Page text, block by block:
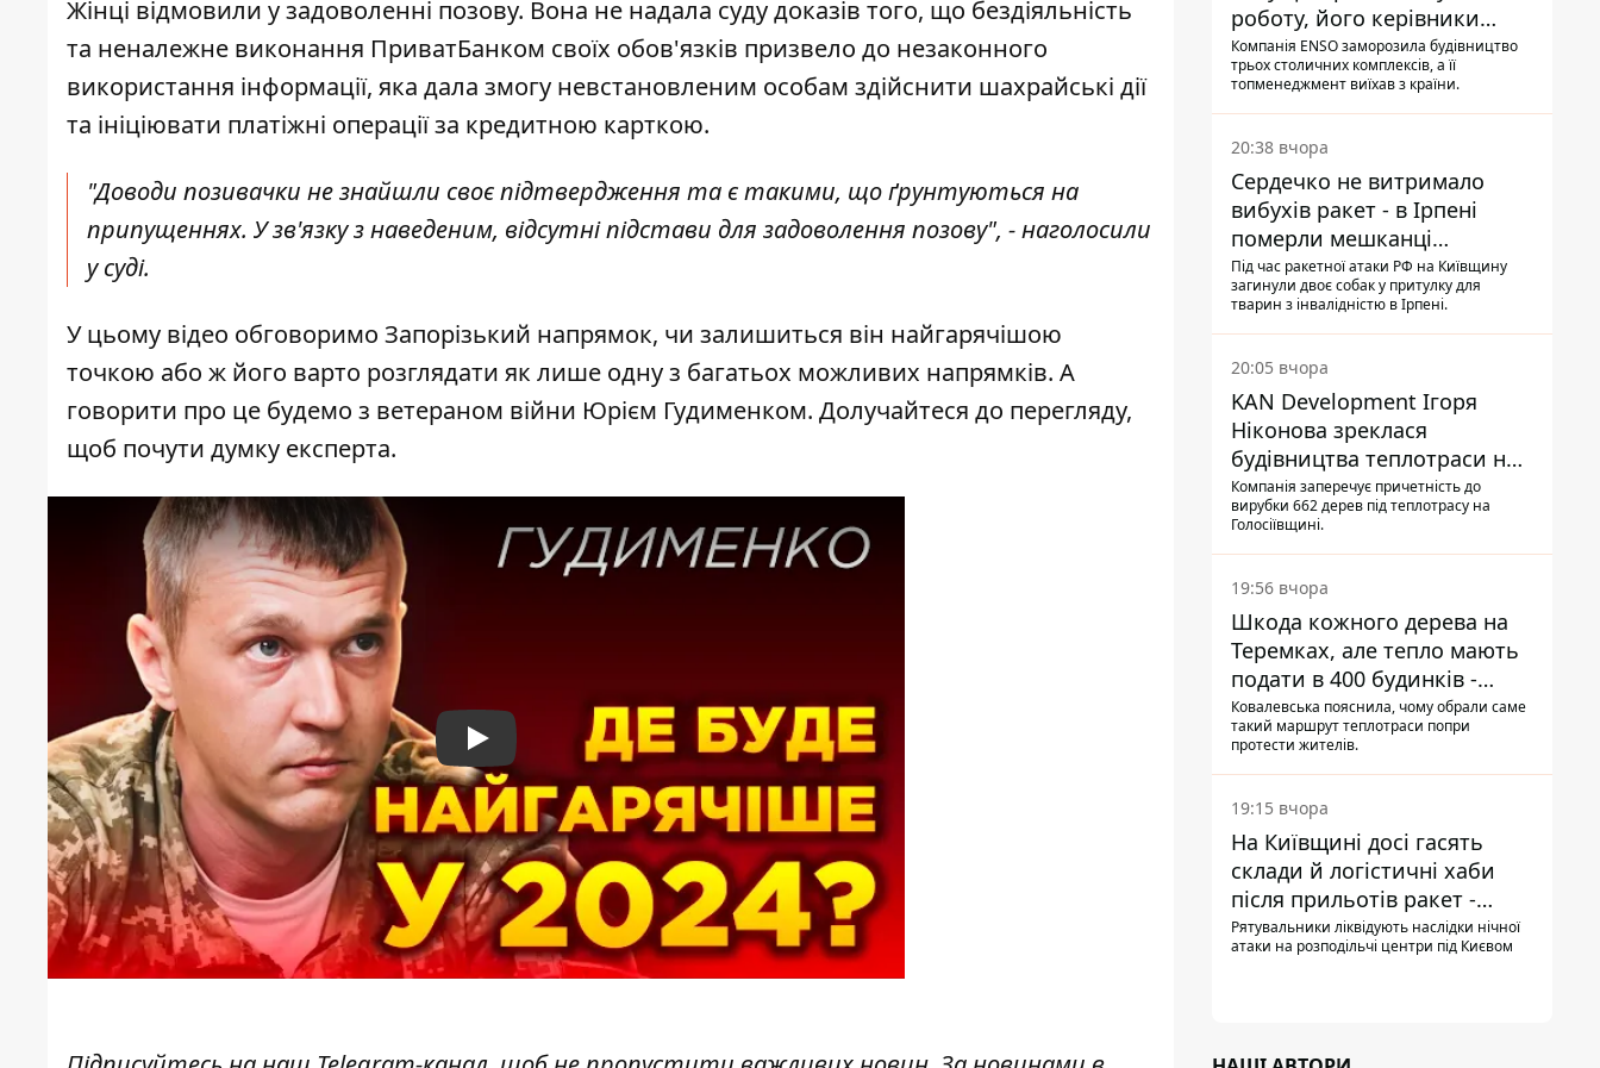
Жінці відмовили у задоволенні позову. Вона не надала суду доказів того, що бездіяльність
та неналежне виконання ПриватБанком своїх обов'язків призвело до незаконного
використання інформації, яка дала змогу невстановленим особам здійснити шахрайські дії
та ініціювати платіжні операції за кредитною карткою.
"Доводи позивачки не знайшли своє підтвердження та є такими, що ґрунтуються на
припущеннях. У зв'язку з наведеним, відсутні підстави для задоволення позову", - наголосили
у суді.
У цьому відео обговоримо Запорізький напрямок, чи залишиться він найгарячішою
точкою або ж його варто розглядати як лише одну з багатьох можливих напрямків. А
говорити про це будемо з ветераном війни Юрієм Гудименком. Долучайтеся до перегляду,
щоб почути думку експерта.
Play
роботу, його керівники
втекли з України - Bihus.info
Компанія ENSO заморозила будівництво
трьох столичних комплексів, а її
топменеджмент виїхав з країни.
20:38 вчора
Сердечко не витримало
вибухів ракет - в Ірпені
померли мешканці
притулку для собак з
інвалідністю
Під час ракетної атаки РФ на Київщину
загинули двоє собак у притулку для
тварин з інвалідністю в Ірпені.
20:05 вчора
KAN Development Ігоря
Ніконова зреклася
будівництва теплотраси на
Теремках
Компанія заперечує причетність до
вирубки 662 дерев під теплотрасу на
Голосіївщині.
19:56 вчора
Шкода кожного дерева на
Теремках, але тепло мають
подати в 400 будинків -
депутатка Київради
Ковалевська пояснила, чому обрали саме
такий маршрут теплотраси попри
протести жителів.
19:15 вчора
На Київщині досі гасять
склади й логістичні хаби
після прильотів ракет -
ДСНС
Рятувальники ліквідують наслідки нічної
атаки на розподільчі центри під Києвом